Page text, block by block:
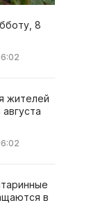
8
жителей
в